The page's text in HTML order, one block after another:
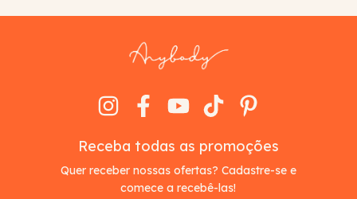
Receba todas as promoções
Quer receber nossas ofertas? Cadastre-se e
comece a recebê-las!